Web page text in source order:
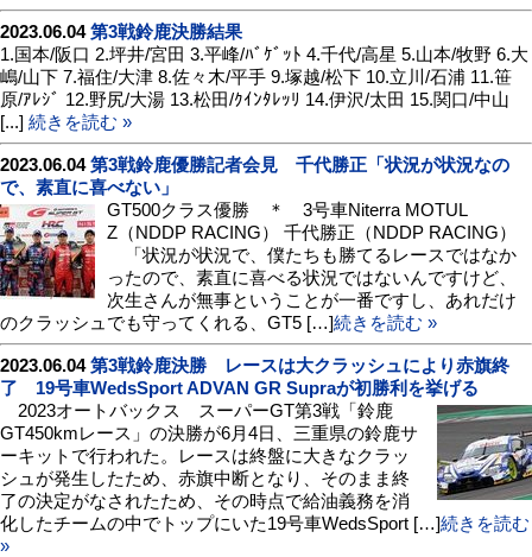
2023.06.04第3戦鈴鹿決勝結果
1.国本/阪口 2.坪井/宮田 3.平峰/ﾊﾞｹﾞｯﾄ 4.千代/高星 5.山本/牧野 6.大
嶋/山下 7.福住/大津 8.佐々木/平手 9.塚越/松下 10.立川/石浦 11.笹
原/ｱﾚｼﾞ 12.野尻/大湯 13.松田/ｸｲﾝﾀﾚｯﾘ 14.伊沢/太田 15.関口/中山
[...] 続きを読む »
2023.06.04第3戦鈴鹿優勝記者会見 千代勝正「状況が状況なの
で、素直に喜べない」
GT500クラス優勝 ＊ 3号車Niterra MOTUL
Z（NDDP RACING） 千代勝正（NDDP RACING）
「状況が状況で、僕たちも勝てるレースではなか
ったので、素直に喜べる状況ではないんですけど、
次生さんが無事ということが一番ですし、あれだけ
のクラッシュでも守ってくれる、GT5 […]続きを読む »
2023.06.04第3戦鈴鹿決勝 レースは大クラッシュにより赤旗終
了 19号車WedsSport ADVAN GR Supraが初勝利を挙げる
2023オートバックス スーパーGT第3戦「鈴鹿
GT450kmレース」の決勝が6月4日、三重県の鈴鹿サ
ーキットで行われた。レースは終盤に大きなクラッ
シュが発生したため、赤旗中断となり、そのまま終
了の決定がなされたため、その時点で給油義務を消
化したチームの中でトップにいた19号車WedsSport […]続きを読む
»